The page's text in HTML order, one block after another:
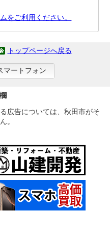
をご利用ください。
トップページへ戻る
マートフォン
広告については、秋田市がそ
。